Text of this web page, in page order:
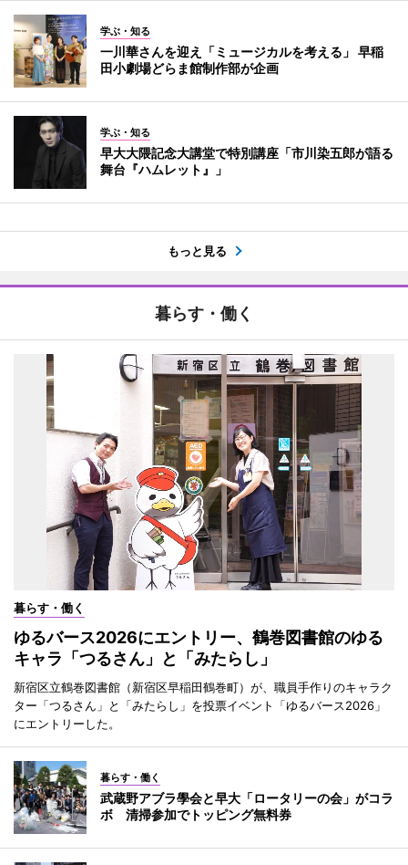
学ぶ・知る
一川華さんを迎え「ミュージカルを考える」 早稲
田小劇場どらま館制作部が企画
学ぶ・知る
早大大隈記念大講堂で特別講座「市川染五郎が語る
舞台『ハムレット』」
もっと見る
暮らす・働く
暮らす・働く
ゆるバース2026にエントリー、鶴巻図書館のゆる
キャラ「つるさん」と「みたらし」
新宿区立鶴巻図書館（新宿区早稲田鶴巻町）が、職員手作りのキャラク
ター「つるさん」と「みたらし」を投票イベント「ゆるバース2026」
にエントリーした。
暮らす・働く
武蔵野アブラ學会と早大「ロータリーの会」がコラ
ボ 清掃参加でトッピング無料券